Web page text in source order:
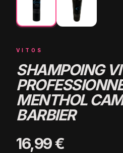
VITOS
SHAMPOING
MENTHOL
BARBIER
16,99 €